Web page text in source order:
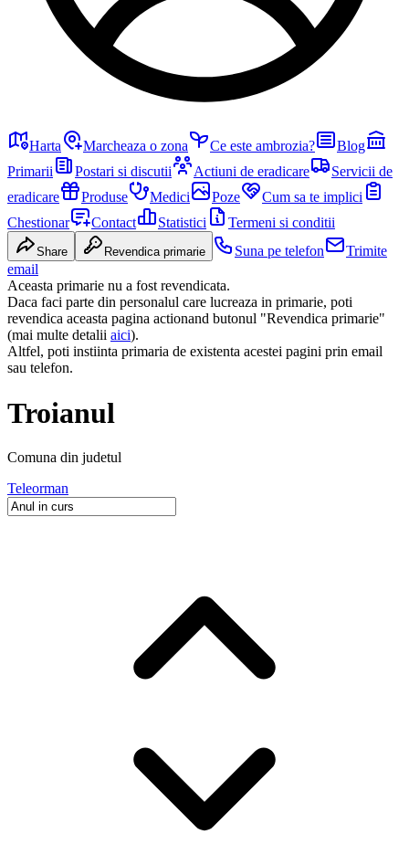
Harta Marcheaza o zona Ce este ambrozia?
Blog
Primarii
Postari si discutii Actiuni de eradicare
Servicii de
eradicare
Produse Medici Poze
Cum sa te implici
Chestionar
Contact Statistici Termeni si conditii
Share Revendica primarie Suna pe telefon
Trimite
email
Aceasta primarie nu a fost revendicata.
Daca faci parte din personalul care lucreaza in primarie, poti
revendica aceasta pagina actionand butonul "Revendica primarie"
(mai multe detalii aici).
Altfel, poti instiinta primaria de existenta acestei pagini prin email
sau telefon.
Troianul
Comuna din judetul
Teleorman